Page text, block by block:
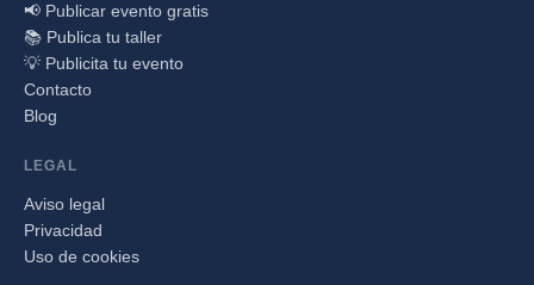
📢 Publicar evento gratis
📚 Publica tu taller
💡 Publicita tu evento
Contacto
Blog
LEGAL
Aviso legal
Privacidad
Uso de cookies